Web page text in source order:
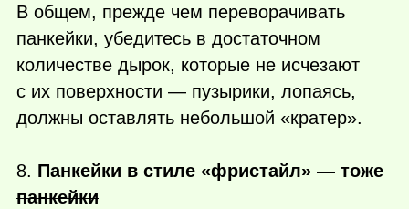
В общем, прежде чем переворачивать
панкейки, убедитесь в достаточном
количестве дырок, которые не исчезают
с их поверхности — пузырики, лопаясь,
должны оставлять небольшой «кратер».
8. Панкейки в стиле «фристайл» — тоже
панкейки